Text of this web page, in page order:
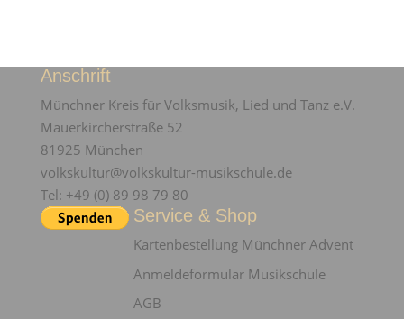
Anschrift
Münchner Kreis für Volksmusik, Lied und Tanz e.V.
Mauerkircherstraße 52
81925 München
volkskultur@volkskultur-musikschule.de
Tel: +49 (0) 89 98 79 80
Service & Shop
Kartenbestellung Münchner Advent
Anmeldeformular Musikschule
AGB